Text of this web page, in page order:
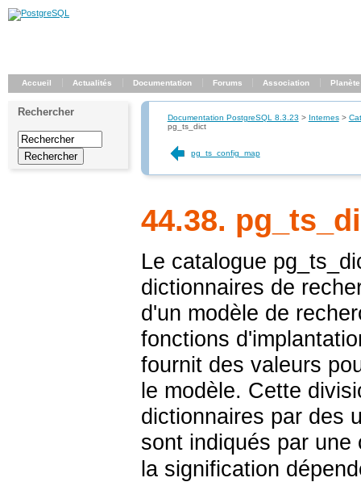
Accueil Actualités Documentation Forums Association Planète
Rechercher Documentation PostgreSQL 8.3.23 > Internes>
pg_ts_dict
pg_ts_config_map
44.38.
Le catalogue
dictionnaires de
d'un modèle de
fonctions
fournit des valeurs
le modèle. Cette
dictionnaires par des
sont indiqués par
la signification